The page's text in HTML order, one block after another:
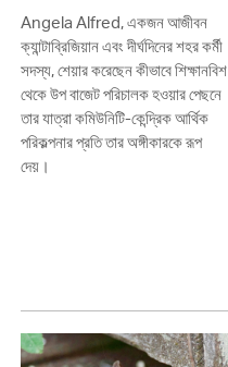
Angela Alfred, একজন আজীবন
ক্যান্টাব্রিজিয়ান এবং দীর্ঘদিনের শহর কর্মী
সদস্য, শেয়ার করেছেন কীভাবে শিক্ষানবিশ
থেকে উপ বাজেট পরিচালক হওয়ার পেছনে
তার যাত্রা কমিউনিটি-কেন্দ্রিক আর্থিক
পরিকল্পনার প্রতি তার অঙ্গীকারকে রূপ
দেয়।